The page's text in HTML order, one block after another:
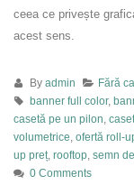
ceea ce privește
acest sens.
By admin
Fără
banner full color,
casetă pe un pilon
volumetrice ofertă roll-
up preț rooftop semn
0 Comments